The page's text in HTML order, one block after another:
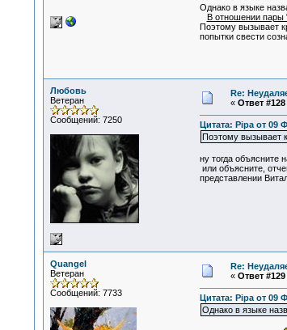
Однако в языке
В отношении пары
Поэтому вызывает
попытки свести
Любовь
Ветеран
Сообщений: 7250
Re:
« Ответ #128
Цитата: Pipa от 09
Поэтому вызывает
ну тогда объясните
или объясните,
представлении
Quangel
Ветеран
Сообщений: 7733
Re:
« Ответ #129
Цитата: Pipa от 09
Однако в языке